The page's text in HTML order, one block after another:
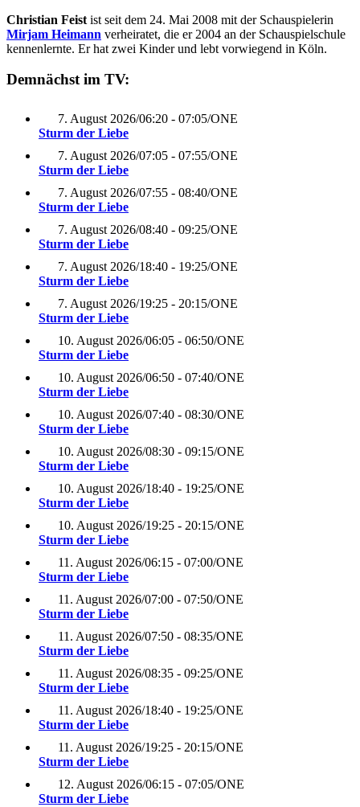
Christian Feist ist seit dem 24. Mai 2008 mit der Schauspielerin
Mirjam Heimann verheiratet, die er 2004 an der Schauspielschule
kennenlernte. Er hat zwei Kinder und lebt vorwiegend in Köln.
Demnächst im TV:
7. August 2026/06:20 - 07:05/ONE
Sturm der Liebe
7. August 2026/07:05 - 07:55/ONE
Sturm der Liebe
7. August 2026/07:55 - 08:40/ONE
Sturm der Liebe
7. August 2026/08:40 - 09:25/ONE
Sturm der Liebe
7. August 2026/18:40 - 19:25/ONE
Sturm der Liebe
7. August 2026/19:25 - 20:15/ONE
Sturm der Liebe
10. August 2026/06:05 - 06:50/ONE
Sturm der Liebe
10. August 2026/06:50 - 07:40/ONE
Sturm der Liebe
10. August 2026/07:40 - 08:30/ONE
Sturm der Liebe
10. August 2026/08:30 - 09:15/ONE
Sturm der Liebe
10. August 2026/18:40 - 19:25/ONE
Sturm der Liebe
10. August 2026/19:25 - 20:15/ONE
Sturm der Liebe
11. August 2026/06:15 - 07:00/ONE
Sturm der Liebe
11. August 2026/07:00 - 07:50/ONE
Sturm der Liebe
11. August 2026/07:50 - 08:35/ONE
Sturm der Liebe
11. August 2026/08:35 - 09:25/ONE
Sturm der Liebe
11. August 2026/18:40 - 19:25/ONE
Sturm der Liebe
11. August 2026/19:25 - 20:15/ONE
Sturm der Liebe
12. August 2026/06:15 - 07:05/ONE
Sturm der Liebe